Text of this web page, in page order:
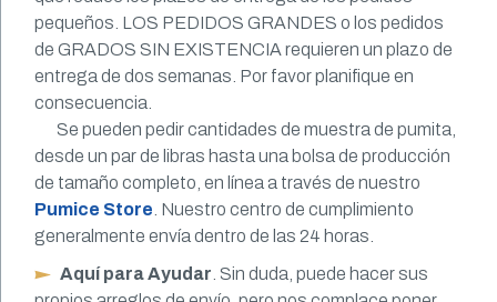
pequeños. LOS PEDIDOS GRANDES o los pedidos
de GRADOS SIN EXISTENCIA requieren un plazo de
entrega de dos semanas. Por favor planifique en
consecuencia.
Se pueden pedir cantidades de muestra de pumita,
desde un par de libras hasta una bolsa de producción
de tamaño completo, en línea a través de nuestro
Pumice Store . Nuestro centro de cumplimiento
generalmente envía dentro de las 24 horas.
Aquí para Ayudar . Sin duda, puede hacer sus